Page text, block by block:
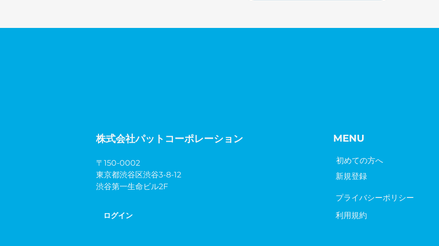
株式会社パットコーポレーション
〒150-0002
東京都渋谷区渋谷3-8-12
渋谷第一生命ビル2F
ログイン
​MENU
​初めての方へ
新規登録
プライバシーポリシー
​利用規約